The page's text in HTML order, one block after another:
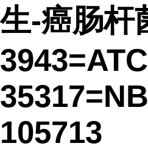
生-癌肠杆
105713